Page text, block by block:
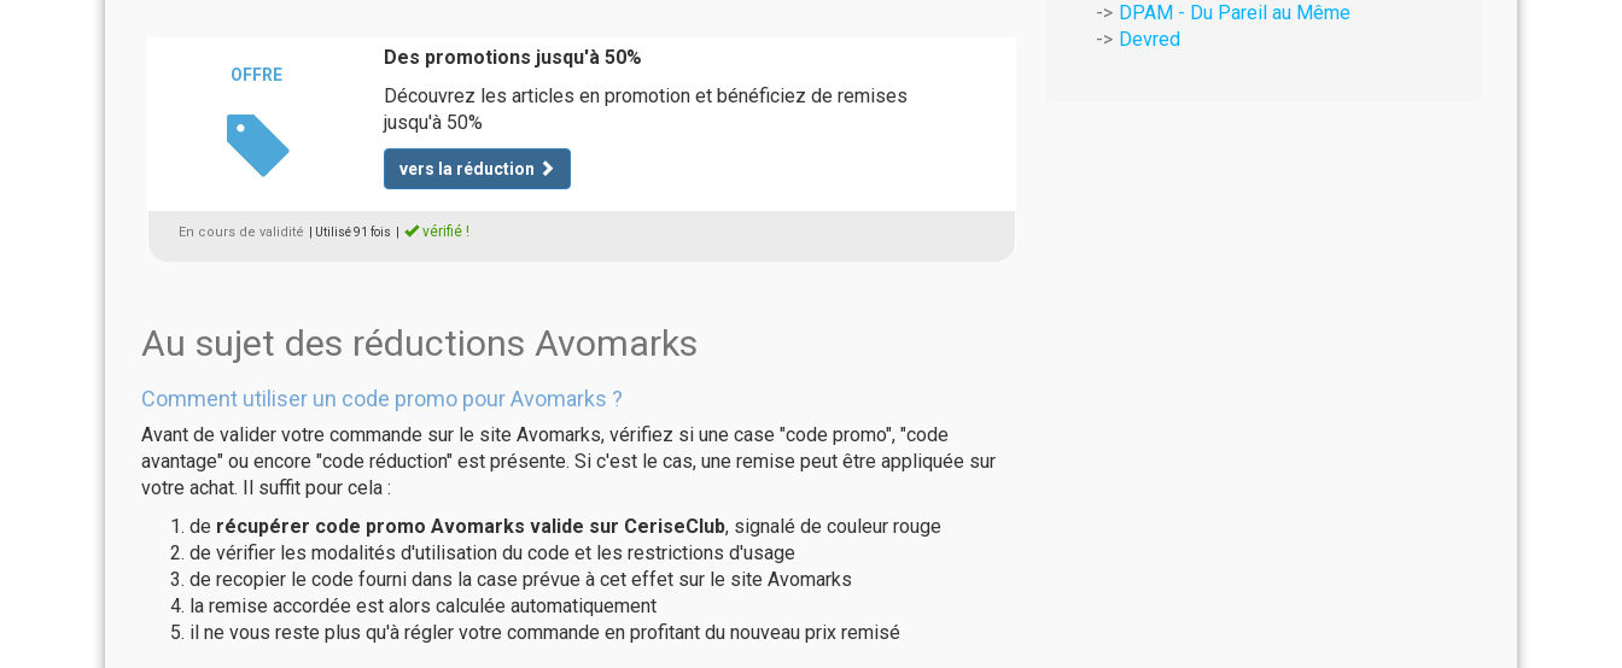
OFFRE
Des promotions jusqu'à 50%
Découvrez les articles en promotion et bénéficiez de remises
jusqu'à 50%
vers la réduction
En cours de validité | Utilisé 91 fois vérifié !
Au sujet des réductions Avomarks
Comment utiliser un code promo pour Avomarks ?
Avant de valider votre commande sur le site Avomarks, vérifiez si une case "code promo", "code
avantage" ou encore "code réduction" est présente. Si c'est le cas, une remise peut être appliquée sur
votre achat. Il suffit pour cela :
de récupérer code promo Avomarks valide sur CeriseClub, signalé de couleur rouge
de vérifier les modalités d'utilisation du code et les restrictions d'usage
de recopier le code fourni dans la case prévue à cet effet sur le site Avomarks
la remise accordée est alors calculée automatiquement
il ne vous reste plus qu'à régler votre commande en profitant du nouveau prix remisé
DPAM - Du Pareil au Même
Devred